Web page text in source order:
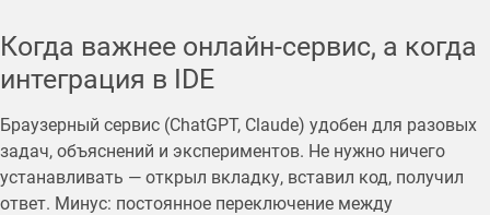
Когда важнее онлайн-сервис, а когда
интеграция в IDE
Браузерный сервис (ChatGPT, Claude) удобен для разовых
задач, объяснений и экспериментов. Не нужно ничего
устанавливать — открыл вкладку, вставил код, получил
ответ. Минус: постоянное переключение между